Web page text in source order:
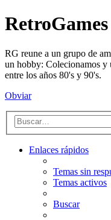
RetroGames
RG reune a un grupo de
un hobby: Colecionamos y
entre los años 80's y 90's.
Obviar
Enlaces rápidos
Temas sin
Temas activos
Buscar